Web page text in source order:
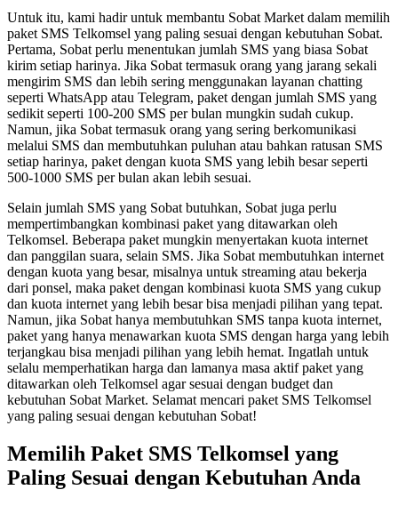
Untuk itu, kami hadir untuk membantu Sobat Market dalam memilih
paket SMS Telkomsel yang paling sesuai dengan kebutuhan Sobat.
Pertama, Sobat perlu menentukan jumlah SMS yang biasa Sobat
kirim setiap harinya. Jika Sobat termasuk orang yang jarang sekali
mengirim SMS dan lebih sering menggunakan layanan chatting
seperti WhatsApp atau Telegram, paket dengan jumlah SMS yang
sedikit seperti 100-200 SMS per bulan mungkin sudah cukup.
Namun, jika Sobat termasuk orang yang sering berkomunikasi
melalui SMS dan membutuhkan puluhan atau bahkan ratusan SMS
setiap harinya, paket dengan kuota SMS yang lebih besar seperti
500-1000 SMS per bulan akan lebih sesuai.
Selain jumlah SMS yang Sobat butuhkan, Sobat juga perlu
mempertimbangkan kombinasi paket yang ditawarkan oleh
Telkomsel. Beberapa paket mungkin menyertakan kuota internet
dan panggilan suara, selain SMS. Jika Sobat membutuhkan internet
dengan kuota yang besar, misalnya untuk streaming atau bekerja
dari ponsel, maka paket dengan kombinasi kuota SMS yang cukup
dan kuota internet yang lebih besar bisa menjadi pilihan yang tepat.
Namun, jika Sobat hanya membutuhkan SMS tanpa kuota internet,
paket yang hanya menawarkan kuota SMS dengan harga yang lebih
terjangkau bisa menjadi pilihan yang lebih hemat. Ingatlah untuk
selalu memperhatikan harga dan lamanya masa aktif paket yang
ditawarkan oleh Telkomsel agar sesuai dengan budget dan
kebutuhan Sobat Market. Selamat mencari paket SMS Telkomsel
yang paling sesuai dengan kebutuhan Sobat!
Memilih Paket SMS Telkomsel yang
Paling Sesuai dengan Kebutuhan Anda